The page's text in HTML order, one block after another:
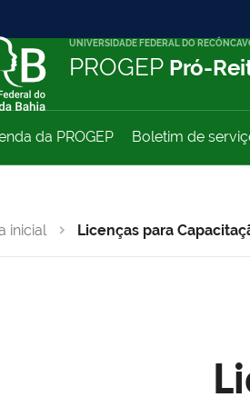
UNIVERSIDADE FEDERAL DO
PROGEP Pró-
da PROGEP Boletim de
inicial Licenças para